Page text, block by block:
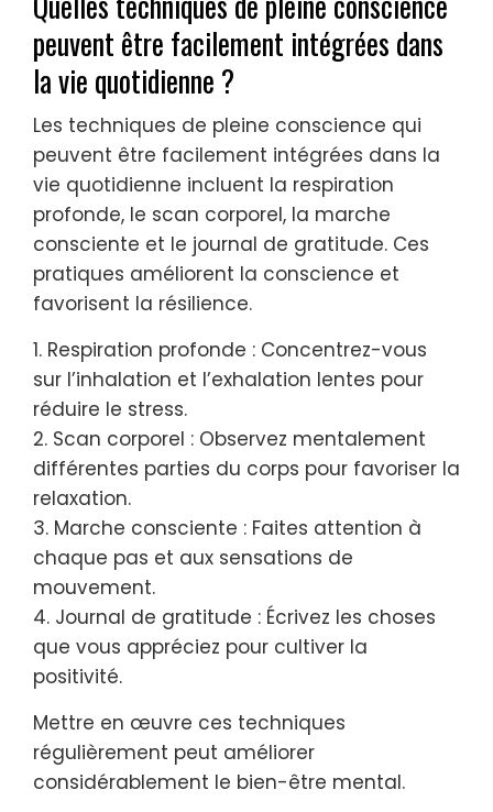
peuvent être facilement intégrées dans
la vie quotidienne ?
Les techniques de pleine conscience qui
peuvent être facilement intégrées dans la
vie quotidienne incluent la respiration
profonde, le scan corporel, la marche
consciente et le journal de gratitude. Ces
pratiques améliorent la conscience et
favorisent la résilience.
1. Respiration profonde : Concentrez-vous
sur l’inhalation et l’exhalation lentes pour
réduire le stress.
2. Scan corporel : Observez mentalement
différentes parties du corps pour favoriser la
relaxation.
3. Marche consciente : Faites attention à
chaque pas et aux sensations de
mouvement.
4. Journal de gratitude : Écrivez les choses
que vous appréciez pour cultiver la
positivité.
Mettre en œuvre ces techniques
régulièrement peut améliorer
considérablement le bien-être mental.